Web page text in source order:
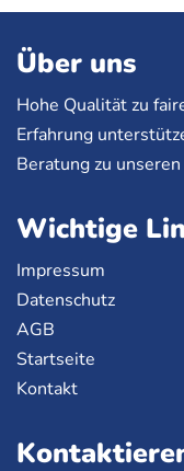
Über uns
Hohe Qualität zu
Erfahrung
Beratung zu
Wichtige
Impressum
Datenschutz
AGB
Startseite
Kontakt